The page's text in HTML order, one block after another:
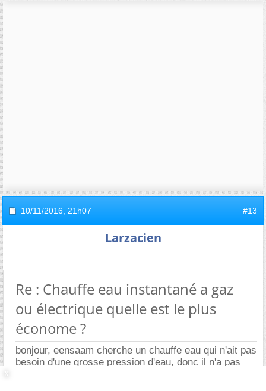
10/11/2016, 21h07 #13
Larzacien
Re : Chauffe eau instantané a gaz
ou électrique quelle est le plus
économe ?
bonjour, eensaam cherche un chauffe eau qui n'ait pas
besoin d'une grosse pression d'eau, donc il n'a pas